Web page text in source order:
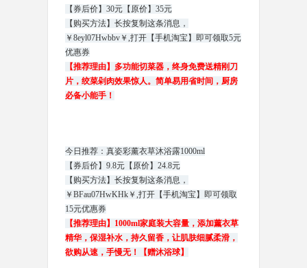
【券后价】30元【原价】35元
【购买方法】长按复制这条消息，
￥8eyl07Hwbbv￥,打开【手机淘宝】即可领取5元
优惠券
【推荐理由】多功能切菜器，终身免费送精刚刀
片，绞菜剁肉效果惊人。简单易用省时间，厨房
必备小能手！
今日推荐：真姿彩薰衣草沐浴露1000ml
【券后价】9.8元【原价】24.8元
【购买方法】长按复制这条消息，
￥BFau07HwKHk￥,打开【手机淘宝】即可领取
15元优惠券
【推荐理由】1000ml家庭装大容量，添加薰衣草
精华，保湿补水，持久留香，让肌肤细腻柔滑，
欲购从速，手慢无！【赠沐浴球】